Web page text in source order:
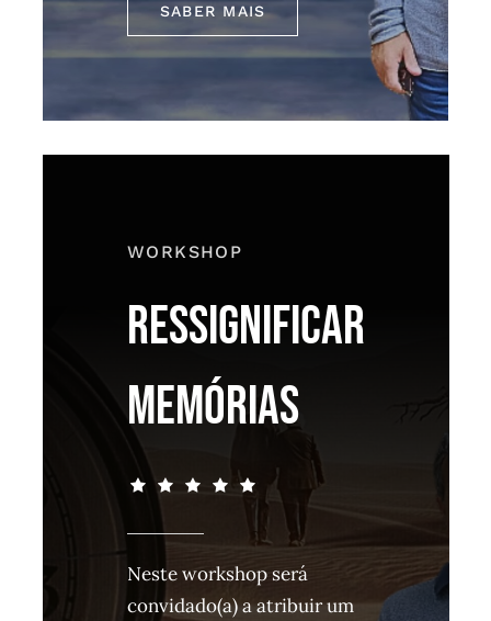
SABER MAIS
WORKSHOP
RESSIGNIFICAR
MEMÓRIAS
Neste workshop será
convidado(a) a atribuir um